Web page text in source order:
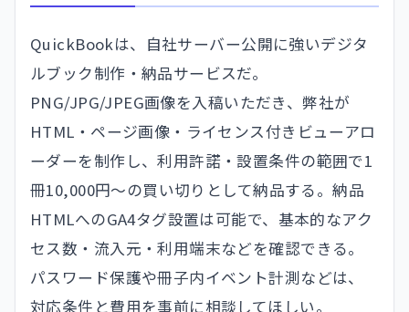
QuickBookは、自社サーバー公開に強いデジタ
ルブック制作・納品サービスだ。
PNG/JPG/JPEG画像を入稿いただき、弊社が
HTML・ページ画像・ライセンス付きビューアロ
ーダーを制作し、利用許諾・設置条件の範囲で1
冊10,000円〜の買い切りとして納品する。納品
HTMLへのGA4タグ設置は可能で、基本的なアク
セス数・流入元・利用端末などを確認できる。
パスワード保護や冊子内イベント計測などは、
対応条件と費用を事前に相談してほしい。